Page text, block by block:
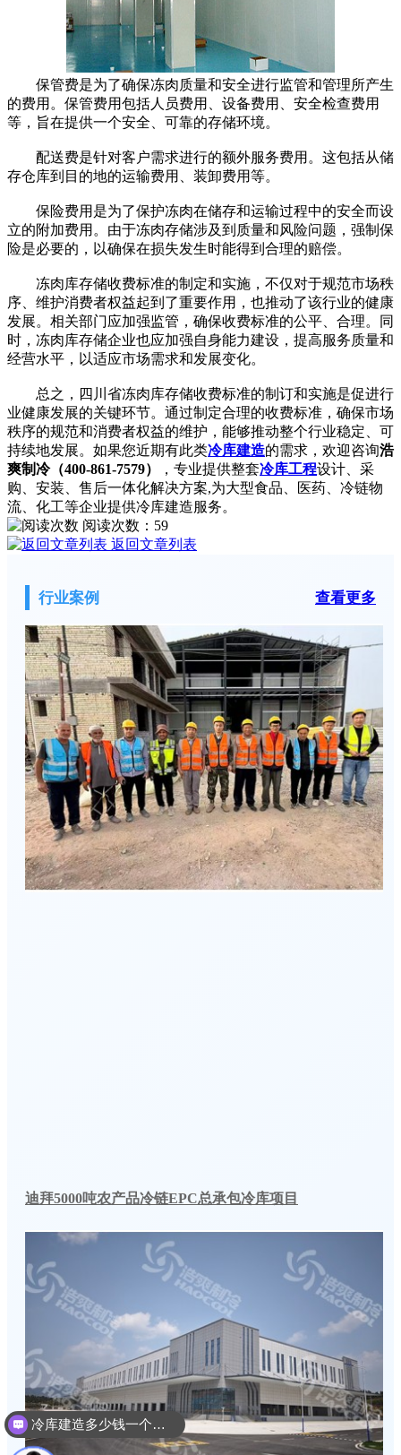
保管费是为了确保冻肉质量和安全进行监管和管理所产生
的费用。保管费用包括人员费用、设备费用、安全检查费用
等，旨在提供一个安全、可靠的存储环境。
配送费是针对客户需求进行的额外服务费用。这包括从储
存仓库到目的地的运输费用、装卸费用等。
保险费用是为了保护冻肉在储存和运输过程中的安全而设
立的附加费用。由于冻肉存储涉及到质量和风险问题，强制保
险是必要的，以确保在损失发生时能得到合理的赔偿。
冻肉库存储收费标准的制定和实施，不仅对于规范市场秩
序、维护消费者权益起到了重要作用，也推动了该行业的健康
发展。相关部门应加强监管，确保收费标准的公平、合理。同
时，冻肉库存储企业也应加强自身能力建设，提高服务质量和
经营水平，以适应市场需求和发展变化。
总之，四川省冻肉库存储收费标准的制订和实施是促进行
业健康发展的关键环节。通过制定合理的收费标准，确保市场
秩序的规范和消费者权益的维护，能够推动整个行业稳定、可
持续地发展。 如果您近期有此类冷库建造的需求，欢迎咨询浩
爽制冷（400-861-7579）
，专业提供整套冷库工程设计、采
购、安装、售后一体化解决方案,为大型食品、医药、冷链物
流、化工等企业提供冷库建造服务。
阅读次数： 59
返回文章列表
行业案例 查看更多
迪拜5000吨农产品冷链EPC总承包冷库项目
冷库建造多少钱一个平方